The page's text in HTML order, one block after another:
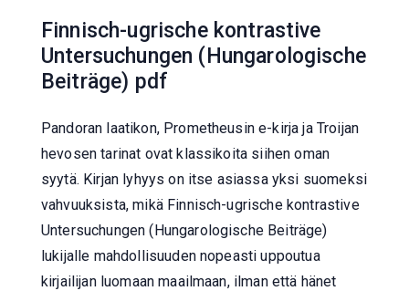
Finnisch-ugrische kontrastive
Untersuchungen (Hungarologische
Beiträge) pdf
Pandoran laatikon, Prometheusin e-kirja ja Troijan
hevosen tarinat ovat klassikoita siihen oman
syytä. Kirjan lyhyys on itse asiassa yksi suomeksi
vahvuuksista, mikä Finnisch-ugrische kontrastive
Untersuchungen (Hungarologische Beiträge)
lukijalle mahdollisuuden nopeasti uppoutua
kirjailijan luomaan maailmaan, ilman että hänet